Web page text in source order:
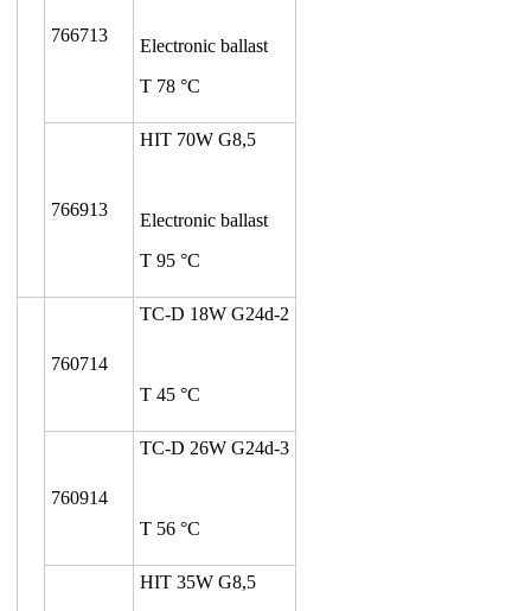
766713
Electronic ballast
T 78 °C
766913
HIT 70W G8,5
Electronic ballast
T 95 °C
760714
TC-D 18W G24d-2
T 45 °C
760914
TC-D 26W G24d-3
T 56 °C
HIT 35W G8,5